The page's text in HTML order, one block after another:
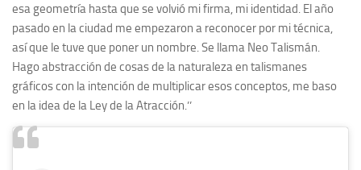
esa geometría hasta que se volvió mi firma, mi identidad. El año
pasado en la ciudad me empezaron a reconocer por mi técnica,
así que le tuve que poner un nombre. Se llama Neo Talismán.
Hago abstracción de cosas de la naturaleza en talismanes
gráficos con la intención de multiplicar esos conceptos, me baso
en la idea de la Ley de la Atracción.’’